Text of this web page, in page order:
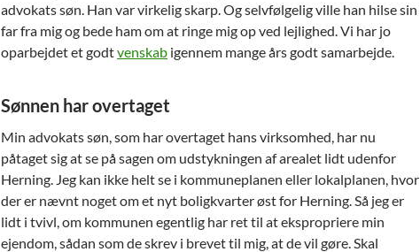
advokats søn. Han var virkelig skarp. Og selvfølgelig ville han hilse sin
far fra mig og bede ham om at ringe mig op ved lejlighed. Vi har jo
oparbejdet et godtvenskab igennem mange års godt samarbejde.
Sønnen har overtaget
Min advokats søn, som har overtaget hans virksomhed, har nu
påtaget sig at se på sagen om udstykningen af arealet lidt udenfor
Herning. Jeg kan ikke helt se i kommuneplanen eller lokalplanen, hvor
der er nævnt noget om et nyt boligkvarter øst for Herning. Så jeg er
lidt i tvivl, om kommunen egentlig har ret til at ekspropriere min
ejendom, sådan som de skrev i brevet til mig, at de vil gøre. Skal